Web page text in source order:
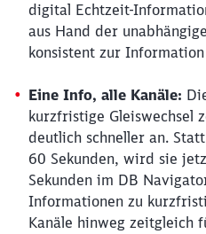
digital Echtzeit-
aus Hand der
konsistent zur
Eine Info, alle Kanäle:
kurzfristige Gleiswechsel
deutlich schneller an.
60 Sekunden, wird sie
Sekunden im DB
Informationen zu
Kanäle hinweg zeitgleich